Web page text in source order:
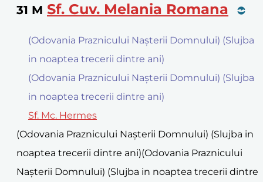
31 M Sf. Cuv. Melania Romana
(Odovania Praznicului Naşterii Domnului) (Slujba
in noaptea trecerii dintre ani)
(Odovania Praznicului Naşterii Domnului) (Slujba
in noaptea trecerii dintre ani)
Sf. Mc. Hermes
(Odovania Praznicului Naşterii Domnului) (Slujba in
noaptea trecerii dintre ani)(Odovania Praznicului
Naşterii Domnului) (Slujba in noaptea trecerii dintre